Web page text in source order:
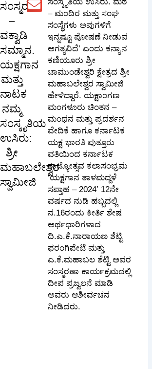
ಸಂಸ್ಮರಣೆ
–
ವಕ್ವಾಡಿ
ಸಮ್ಮಾನ.
ಯಕ್ಷಗಾನ
ಮತ್ತು
ನಾಟಕ
ನಮ್ಮ
ಸಂಸ್ಕೃತಿಯ
ಉಸಿರು:
ಶ್ರೀ
ಮಹಾಬಲೇಶ್ವರ
ಸ್ವಾಮೀಜಿ
– ಮಂದಿರ ಮತ್ತು ಸಂಘ
ಸಂಸ್ಥೆಗಳು ಅವುಗಳಿಗೆ
ಇನ್ನಷ್ಟೂ ಪೋಷಣೆ ನೀಡುವ
ಅಗತ್ಯವಿದೆ’ ಎಂದು ಕನ್ಯಾನ
ಕಣಿಯೂರು ಶ್ರೀ
ಚಾಮುಂಡೇಶ್ವರಿ ಕ್ಷೇತ್ರದ ಶ್ರೀ
ಮಹಾಬಲೇಶ್ವರ ಸ್ವಾಮೀಜಿ
ಹೇಳಿದ್ದಾರೆ. ಯಕ್ಷಾಂಗಣ
ಮಂಗಳೂರು ಚಿಂತನ –
ಮಂಥನ ಮತ್ತು ಪ್ರದರ್ಶನ
ವೇದಿಕೆ ಹಾಗೂ ಕರ್ನಾಟಕ
ಯಕ್ಷ ಭಾರತಿ ಪುತ್ತೂರು
ವತಿಯಿಂದ ಕರ್ನಾಟಕ
ರಾಜ್ಯೋತ್ಸವ ಕಲಾಸಂಭ್ರಮ
‘ಯಕ್ಷಗಾನ ತಾಳಮದ್ದಳೆ
ಸಪ್ತಾಹ – 2024’ 12ನೇ
ವರ್ಷದ ನುಡಿ ಹಬ್ಬದಲ್ಲಿ
ನ.16ರಂದು ಕೀರ್ತಿ ಶೇಷ
ಅರ್ಥಧಾರಿಗಳಾದ
ದಿ.ಎ.ಕೆ.ನಾರಾಯಣ ಶೆಟ್ಟಿ
ಫರಂಗಿಪೇಟೆ ಮತ್ತು
ಎ.ಕೆ.ಮಹಾಬಲ ಶೆಟ್ಟಿ ಅವರ
ಸಂಸ್ಮರಣಾ ಕಾರ್ಯಕ್ರಮದಲ್ಲಿ
ದೀಪ ಪ್ರಜ್ವಲನೆ ಮಾಡಿ
ಅವರು ಆಶೀರ್ವಚನ
ನೀಡಿದರು.